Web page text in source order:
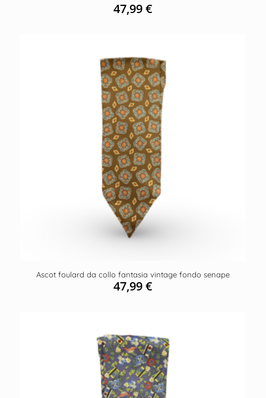
47,99€
Ascot foulard da collo fantasia vintage fondo senape
47,99€